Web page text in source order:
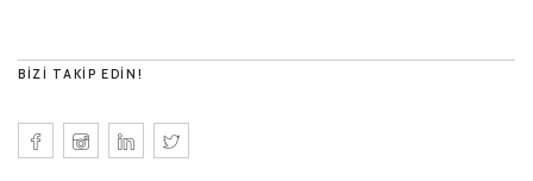
BIZI TAKIP EDIN!